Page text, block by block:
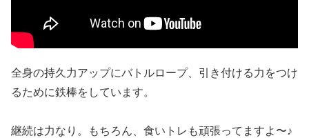
全身の持久力アップにバトルロープ、引き付ける力をつけ
るために鉄棒をしています。
継続は力なり。もちろん、食いトレも頑張ってますよ〜♪